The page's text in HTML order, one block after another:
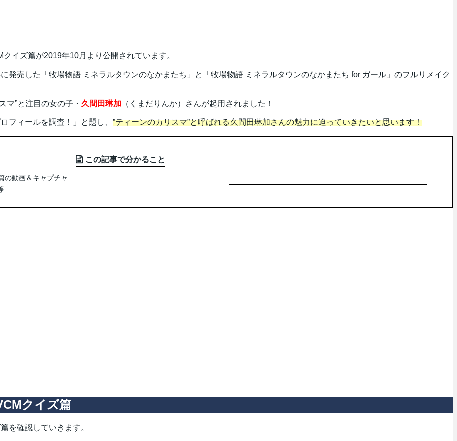
イズ篇が2019年10月より公開されています。
発売した「牧場物語 ミネラルタウンのなかまたち」と「牧場物語 ミネラルタウンのなかまたち for ガール」のフルリメイク
マ”と注目の女の子・ 久間田琳加 （くまだりんか）さんが起用されました！
フィールを調査！」と題し、 ”ティーンのカリスマ”と呼ばれる久間田琳加さんの魅力に迫っていきたいと思います！
この記事で分かること
の動画＆キャプチャ
クイズ篇
を確認していきます。